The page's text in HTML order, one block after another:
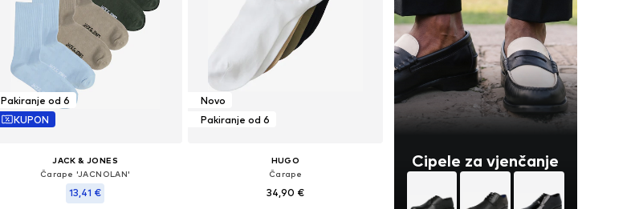
Pakiranje od 6
KUPON
JACK & JONES
Čarape 'JACNOLAN'
13,41 €
Novo
Pakiranje od 6
HUGO
Čarape
34,90 €
Cipele za vjenčanje